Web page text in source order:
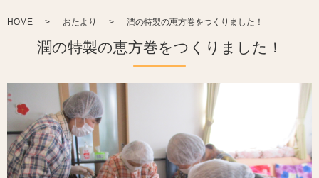
HOME おたより 潤の特製の恵方巻をつくりました！
潤の特製の恵方巻をつくりました！